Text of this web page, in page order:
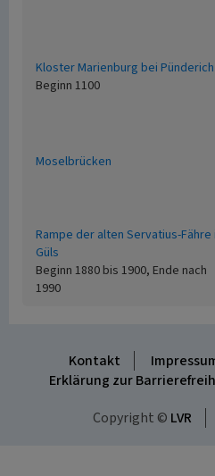
Kloster Marienburg bei Pünderich
Beginn 1100
Moselbrücken
Rampe der alten Servatius-Fähre
Güls
Beginn 1880 bis 1900, Ende nach
1990
Kontakt
Erklärung zur
Copyright © LVR